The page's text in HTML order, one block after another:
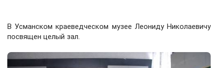
В Усманском краеведческом музее Леониду Николаевичу
посвящен целый зал.